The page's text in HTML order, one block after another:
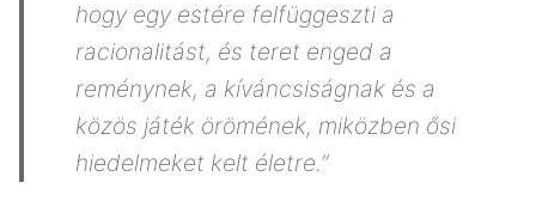
hogy egy estére felfüggeszti a
racionalitást, és teret enged a
reménynek, a kíváncsiságnak és a
közös játék örömének, miközben ősi
hiedelmeket kelt életre.”